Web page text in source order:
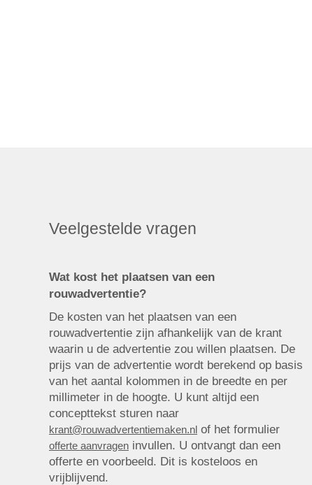
Veelgestelde vragen
Wat kost het plaatsen van een
rouwadvertentie?
De kosten van het plaatsen van een
rouwadvertentie zijn afhankelijk van de krant
waarin u de advertentie zou willen plaatsen. De
prijs van de advertentie wordt berekend op basis
van het aantal kolommen in de breedte en per
millimeter in de hoogte. U kunt altijd een
concepttekst sturen naar
krant@rouwadvertentiemaken.nl of het formulier
offerte aanvragen invullen. U ontvangt dan een
offerte en voorbeeld. Dit is kosteloos en
vrijblijvend.